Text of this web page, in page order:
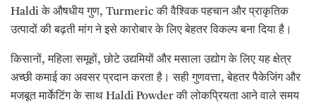
Haldi के औषधीय गुण, Turmeric की वैश्विक पहचान और प्राकृतिक
उत्पादों की बढ़ती मांग ने इसे कारोबार के लिए बेहतर विकल्प बना दिया है।
किसानों, महिला समूहों, छोटे उद्यमियों और मसाला उद्योग के लिए यह क्षेत्र
अच्छी कमाई का अवसर प्रदान करता है। सही गुणवत्ता, बेहतर पैकेजिंग और
मजबूत मार्केटिंग के साथ Haldi Powder की लोकप्रियता आने वाले समय